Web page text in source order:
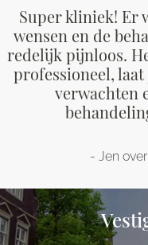
Super kliniek! Er
wensen en de
redelijk pijnloos.
professioneel,
verwachten
- Jen